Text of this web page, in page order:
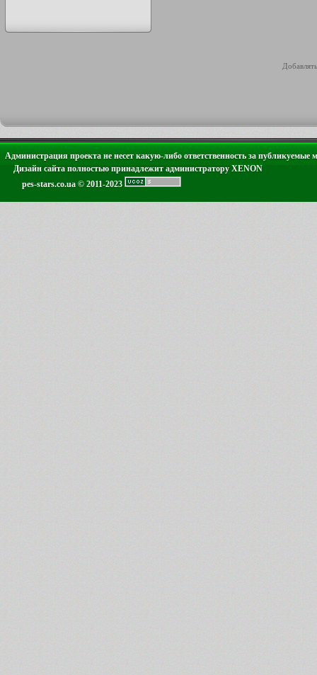
Администрация проекта не несет какую-либо ответственность за публикуемые
Дизайн сайта полностью принадлежит администратору XENON
pes-stars.co.ua © 2011-2023